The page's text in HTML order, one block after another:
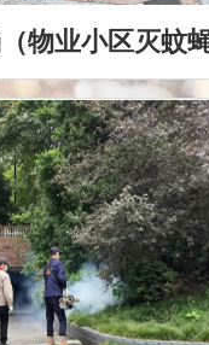
物业小区灭蚊蝇